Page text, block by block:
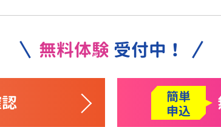
無料体験 受付中！
簡単
申込